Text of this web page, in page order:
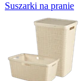
Suszarki na pranie